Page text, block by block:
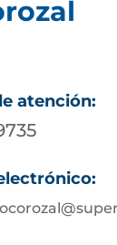
atención: